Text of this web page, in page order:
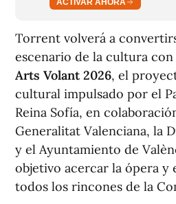
Torrent volverá a
escenario de la cultura con
Arts Volant 2026, el
cultural impulsado por el
Reina Sofía, en
Generalitat Valenciana, la
y el Ayuntamiento de
objetivo acercar la ópera
todos los rincones de la